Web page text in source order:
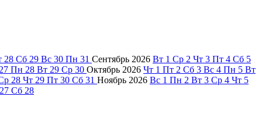
28 Сб 29 Вс 30 Пн 31 Сентябрь 2026 Вт 1 Ср 2 Чт 3 Пт 4 Сб 5
27 Пн 28 Вт 29 Ср 30 Октябрь 2026 Чт 1 Пт 2 Сб 3 Вс 4 Пн 5 Вт
28 Чт 29 Пт 30 Сб 31 Ноябрь 2026 Вс 1 Пн 2 Вт 3 Ср 4 Чт 5
27 Сб 28